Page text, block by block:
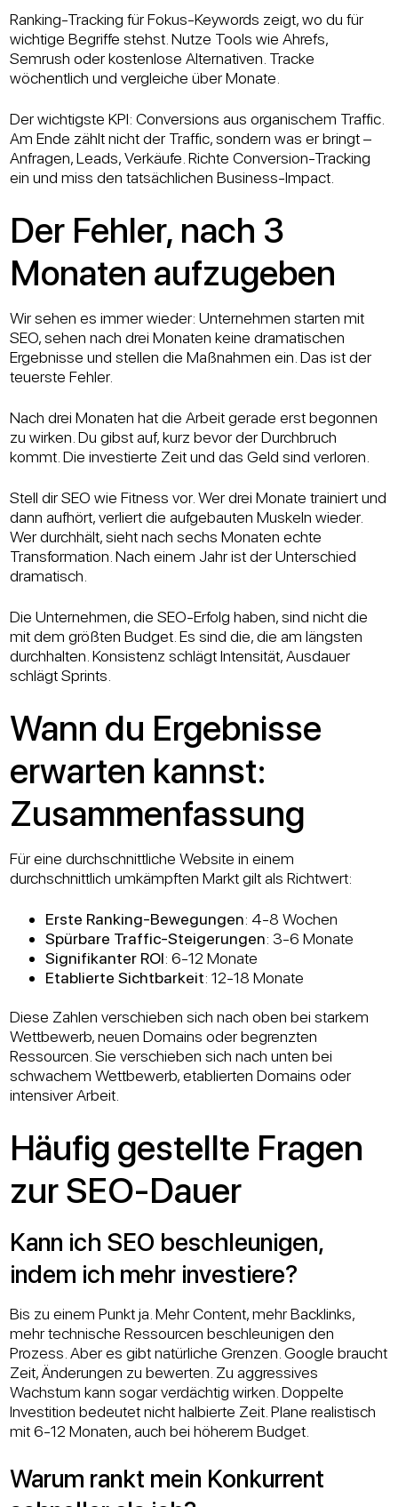
Ranking-Tracking für Fokus-Keywords zeigt, wo du für
wichtige Begriffe stehst. Nutze Tools wie Ahrefs,
Semrush oder kostenlose Alternativen. Tracke
wöchentlich und vergleiche über Monate.
Der wichtigste KPI: Conversions aus organischem Traffic.
Am Ende zählt nicht der Traffic, sondern was er bringt –
Anfragen, Leads, Verkäufe. Richte Conversion-Tracking
ein und miss den tatsächlichen Business-Impact.
Der Fehler, nach 3
Monaten aufzugeben
Wir sehen es immer wieder: Unternehmen starten mit
SEO, sehen nach drei Monaten keine dramatischen
Ergebnisse und stellen die Maßnahmen ein. Das ist der
teuerste Fehler.
Nach drei Monaten hat die Arbeit gerade erst begonnen
zu wirken. Du gibst auf, kurz bevor der Durchbruch
kommt. Die investierte Zeit und das Geld sind verloren.
Stell dir SEO wie Fitness vor. Wer drei Monate trainiert und
dann aufhört, verliert die aufgebauten Muskeln wieder.
Wer durchhält, sieht nach sechs Monaten echte
Transformation. Nach einem Jahr ist der Unterschied
dramatisch.
Die Unternehmen, die SEO-Erfolg haben, sind nicht die
mit dem größten Budget. Es sind die, die am längsten
durchhalten. Konsistenz schlägt Intensität, Ausdauer
schlägt Sprints.
Wann du Ergebnisse
erwarten kannst:
Zusammenfassung
Für eine durchschnittliche Website in einem
durchschnittlich umkämpften Markt gilt als Richtwert:
Erste Ranking-Bewegungen: 4-8 Wochen
Spürbare Traffic-Steigerungen: 3-6 Monate
Signifikanter ROI: 6-12 Monate
Etablierte Sichtbarkeit: 12-18 Monate
Diese Zahlen verschieben sich nach oben bei starkem
Wettbewerb, neuen Domains oder begrenzten
Ressourcen. Sie verschieben sich nach unten bei
schwachem Wettbewerb, etablierten Domains oder
intensiver Arbeit.
Häufig gestellte Fragen
zur SEO-Dauer
Kann ich SEO beschleunigen,
indem ich mehr investiere?
Bis zu einem Punkt ja. Mehr Content, mehr Backlinks,
mehr technische Ressourcen beschleunigen den
Prozess. Aber es gibt natürliche Grenzen. Google braucht
Zeit, Änderungen zu bewerten. Zu aggressives
Wachstum kann sogar verdächtig wirken. Doppelte
Investition bedeutet nicht halbierte Zeit. Plane realistisch
mit 6-12 Monaten, auch bei höherem Budget.
Warum rankt mein Konkurrent